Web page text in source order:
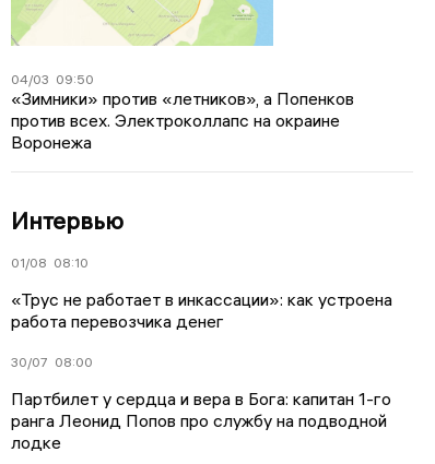
04/03 09:50
«Зимники» против «летников», а Попенков
против всех. Электроколлапс на окраине
Воронежа
Интервью
01/08 08:10
«Трус не работает в инкассации»: как устроена
работа перевозчика денег
30/07 08:00
Партбилет у сердца и вера в Бога: капитан 1-го
ранга Леонид Попов про службу на подводной
лодке